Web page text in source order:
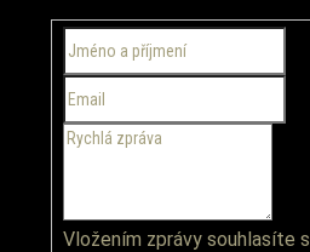
Vložením zprávy souhlasíte s